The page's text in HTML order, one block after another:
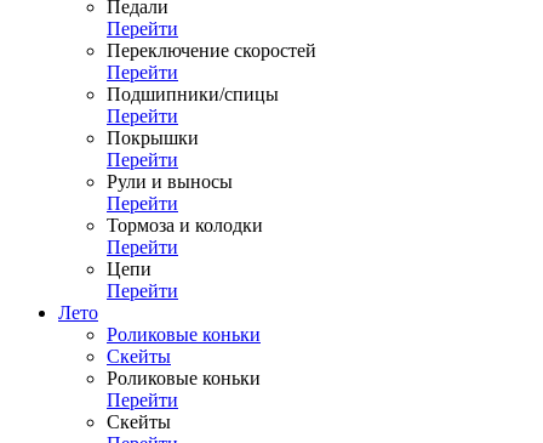
Педали
Перейти
Переключение скоростей
Перейти
Подшипники/спицы
Перейти
Покрышки
Перейти
Рули и выносы
Перейти
Тормоза и колодки
Перейти
Цепи
Перейти
Лето
Роликовые коньки
Скейты
Роликовые коньки
Перейти
Скейты